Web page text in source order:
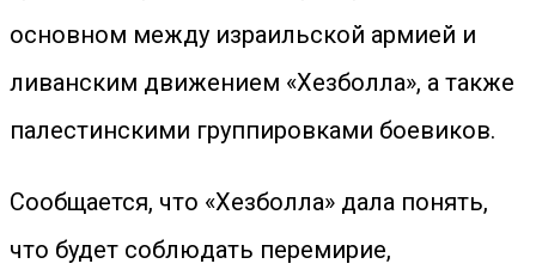
основном между израильской армией и
ливанским движением «Хезболла», а также
палестинскими группировками боевиков.
Сообщается, что «Хезболла» дала понять,
что будет соблюдать перемирие,